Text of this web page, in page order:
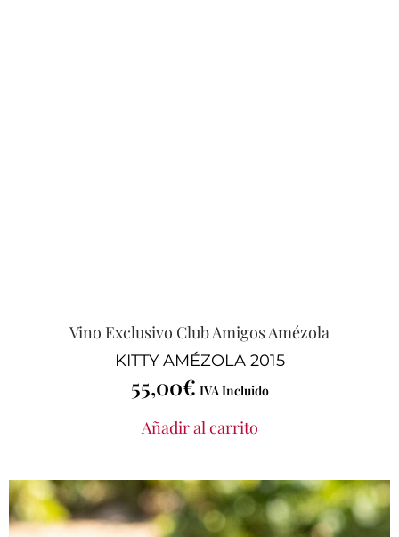
Vino Exclusivo Club Amigos Amézola
KITTY AMÉZOLA 2015
55,00€ IVA Incluido
Añadir al carrito